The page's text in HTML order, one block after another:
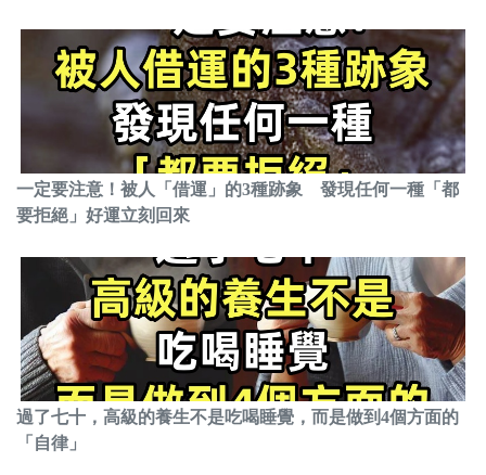
一定要注意！被人「借運」的3種跡象 發現任何一種「都
要拒絕」好運立刻回來
過了七十，高級的養生不是吃喝睡覺，而是做到4個方面的
「自律」